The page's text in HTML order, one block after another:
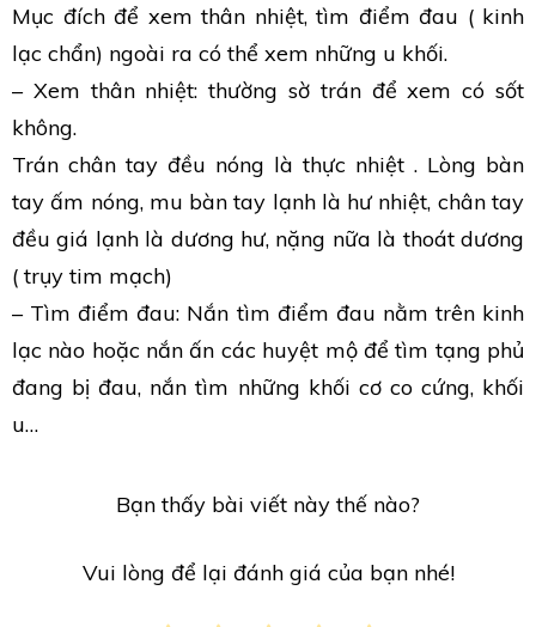
Mục đích để xem thân nhiệt, tìm điểm đau ( kinh
lạc chẩn) ngoài ra có thể xem những u khối.
– Xem thân nhiệt: thường sờ trán để xem có sốt
không.
Trán chân tay đều nóng là thực nhiệt . Lòng bàn
tay ấm nóng, mu bàn tay lạnh là hư nhiệt, chân tay
đều giá lạnh là dương hư, nặng nữa là thoát dương
( trụy tim mạch)
– Tìm điểm đau: Nắn tìm điểm đau nằm trên kinh
lạc nào hoặc nắn ấn các huyệt mộ để tìm tạng phủ
đang bị đau, nắn tìm những khối cơ co cứng, khối
u…
Bạn thấy bài viết này thế nào?
Vui lòng để lại đánh giá của bạn nhé!